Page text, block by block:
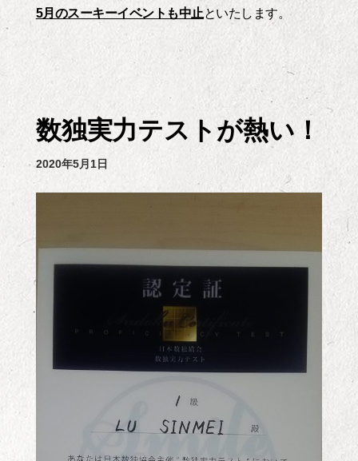
5月のスーキーイベントも中止といたします。
数独実力テストが熱い！
2020年5月1日